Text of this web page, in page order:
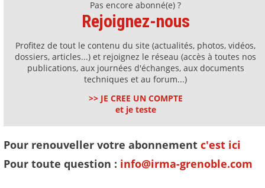
Pas encore abonné(e) ?
Rejoignez-nous
Profitez de tout le contenu du site (actualités, photos, vidéos,
dossiers, articles...) et rejoignez le réseau (accès à toutes nos
publications, aux journées d'échanges, aux documents
techniques et au forum...)
>> JE CREE UN COMPTE
et je teste
Pour renouveller votre abonnement c'est ici
Pour toute question : info@irma-grenoble.com